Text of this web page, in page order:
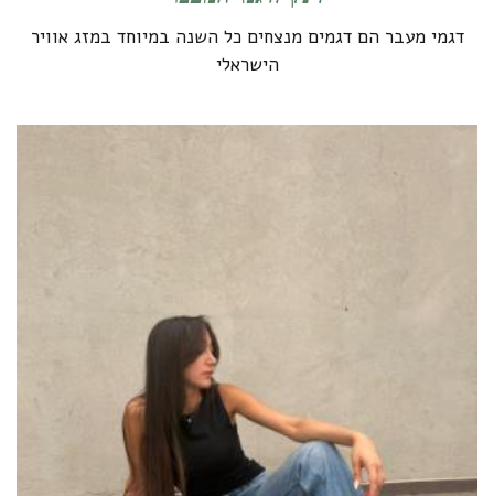
דגמי מעבר הם דגמים מנצחים כל השנה במיוחד במזג אוויר
הישראלי